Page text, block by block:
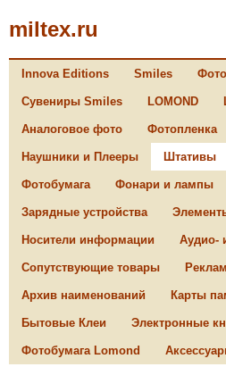
miltex.ru
Innova Editions Smiles
Сувениры Smiles LOMOND
Аналоговое фото Фотопленка
Наушники и Плееры Штативы
Фотобумага Фонари и лампы
Зарядные устройства
Носители информации Аудио-
Сопутствующие товары
Архив наименований Карты
Бытовые Клеи Электронные
Фотобумага Lomond